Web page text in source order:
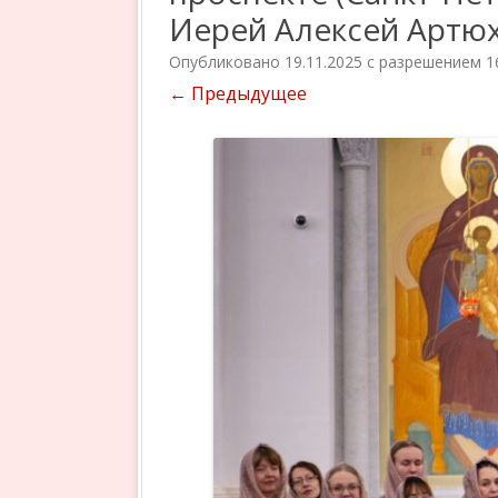
Иерей Алексей
Опубликовано 19.11.2025 с разрешением
← Предыдущее